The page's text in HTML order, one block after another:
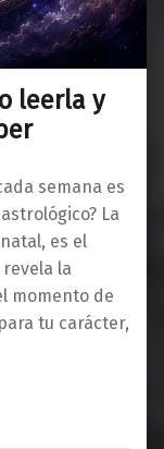
leerla y
semana es
La
es el
la
momento de
tu carácter,